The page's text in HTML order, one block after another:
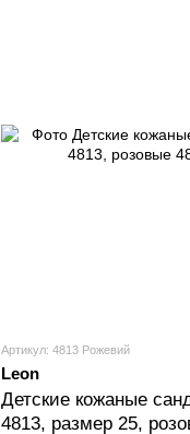
Артикул: 4813 Рожевий
Leon
Детские кожаные
4813, размер 25,